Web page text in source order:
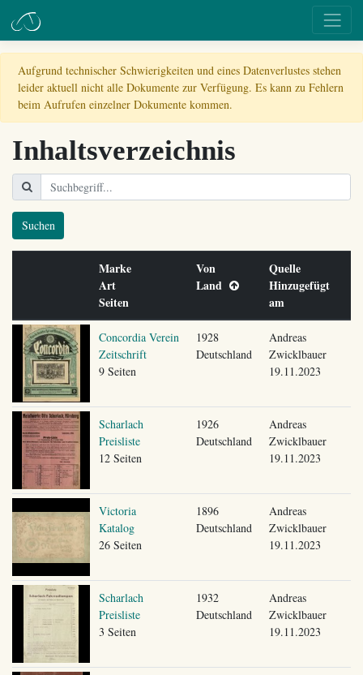
Aufgrund technischer Schwierigkeiten und eines Datenverlustes stehen
leider aktuell nicht alle Dokumente zur Verfügung. Es kann zu Fehlern
beim Aufrufen einzelner Dokumente kommen.
Inhaltsverzeichnis
Suchen
Marke
Art
Seiten
Von
Land
Quelle
Hinzugefügt
am
Concordia Verein
Zeitschrift
9 Seiten
1928
Deutschland
Andreas
Zwicklbauer
19.11.2023
Scharlach
Preisliste
12 Seiten
1926
Deutschland
Andreas
Zwicklbauer
19.11.2023
Victoria
Katalog
26 Seiten
1896
Deutschland
Andreas
Zwicklbauer
19.11.2023
Scharlach
Preisliste
3 Seiten
1932
Deutschland
Andreas
Zwicklbauer
19.11.2023